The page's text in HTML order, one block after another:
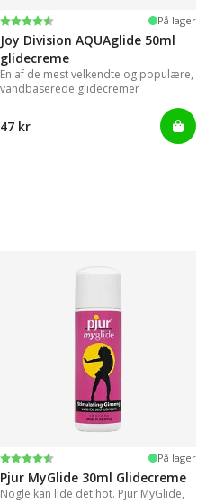
Vurdering:
4.2 ud af 5 stjerner På lager
Joy Division AQUAglide 50ml
glidecreme
En af de mest velkendte og populære,
vandbaserede glidecremer
47 kr
Vurdering:
4.2 ud af 5 stjerner På lager
Pjur MyGlide 30ml Glidecreme
Nogle kan lide det hot. Pjur MyGlide,